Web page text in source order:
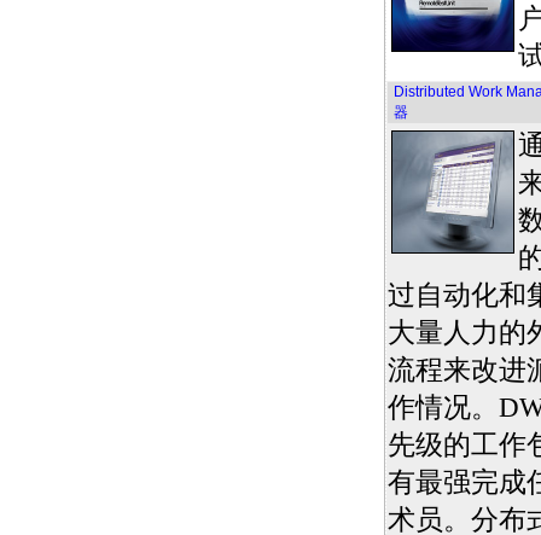
Distributed Work
器
过自动化和
大量人力的
流程来改进
作情况。
先级的工作
有最强完成
术员。分布